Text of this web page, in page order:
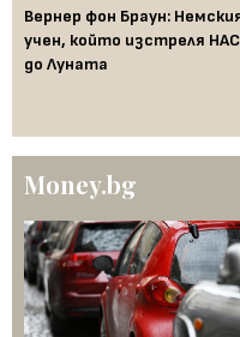
Вернер фон Браун:
учен, който изстреля
до Луната
Money.bg